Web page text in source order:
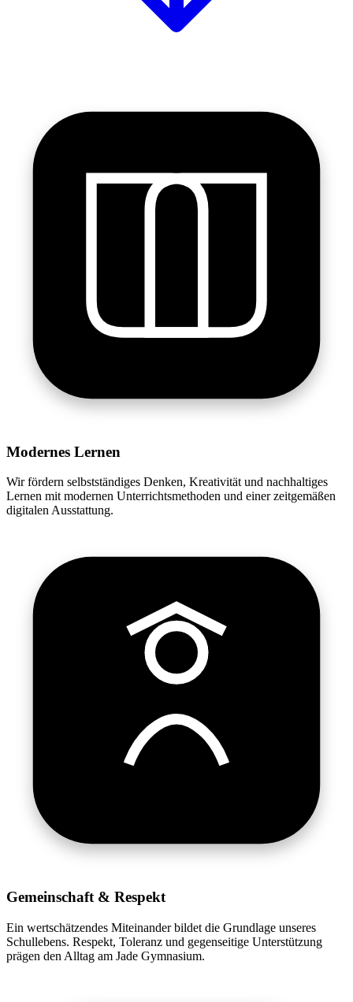
Modernes Lernen
Wir fördern selbstständiges Denken, Kreativität und nachhaltiges
Lernen mit modernen Unterrichtsmethoden und einer zeitgemäßen
digitalen Ausstattung.
Gemeinschaft & Respekt
Ein wertschätzendes Miteinander bildet die Grundlage unseres
Schullebens. Respekt, Toleranz und gegenseitige Unterstützung
prägen den Alltag am Jade Gymnasium.